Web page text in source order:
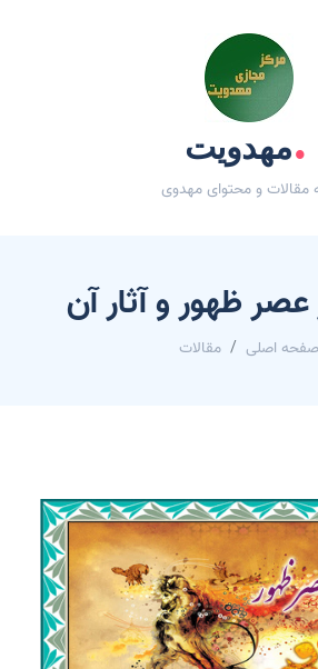
.مهدویت
مقالات و محتوای مهدوی
ظهور و آثار آن
صفحه اصلی مقالات